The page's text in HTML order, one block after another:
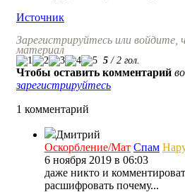
Источник
Зарегистрируйтесь или
материал
5 / 2 гол.
Чтобы оставить комментарий
зарегистрируйтесь
1 комментарий
Дмитрий
Оскорбление/Мат Спам
6 ноября 2019 в 06:03
даже никто и
расшифровать почему...